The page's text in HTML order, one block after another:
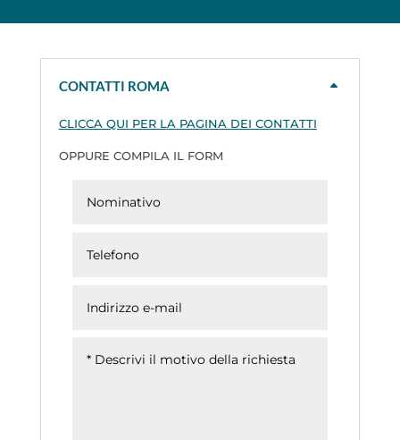
CONTATTI ROMA
CLICCA QUI PER LA PAGINA DEI CONTATTI
OPPURE COMPILA IL FORM